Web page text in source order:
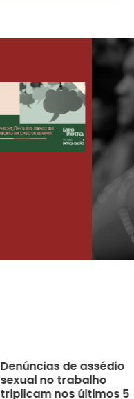
23
Denúncias de assédio
sexual no trabalho
triplicam nos últimos 5